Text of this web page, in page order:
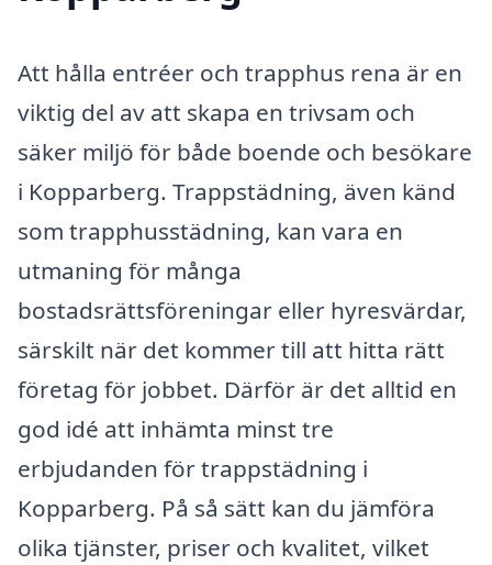
Att hålla entréer och trapphus rena är en
viktig del av att skapa en trivsam och
säker miljö för både boende och besökare
i Kopparberg. Trappstädning, även känd
som trapphusstädning, kan vara en
utmaning för många
bostadsrättsföreningar eller hyresvärdar,
särskilt när det kommer till att hitta rätt
företag för jobbet. Därför är det alltid en
god idé att inhämta minst tre
erbjudanden för trappstädning i
Kopparberg. På så sätt kan du jämföra
olika tjänster, priser och kvalitet, vilket